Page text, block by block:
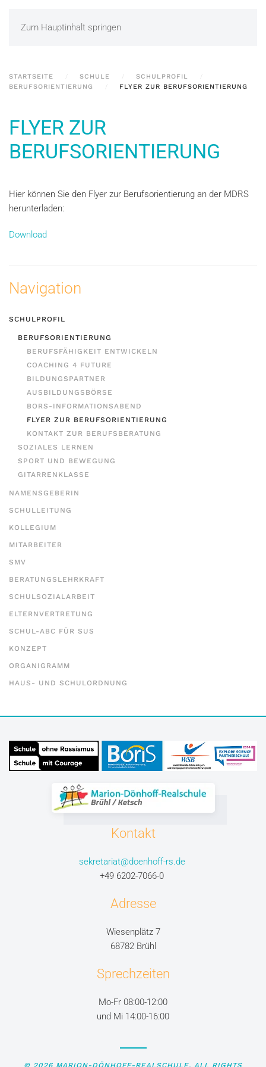
Zum Hauptinhalt springen
STARTSEITE SCHULE
SCHULPROFIL
BERUFSORIENTIERUNG
FLYER ZUR BERUFSORIENTIERUNG
FLYER ZUR
BERUFSORIENTIERUNG
Hier können Sie den Flyer zur Berufsorientierung an der MDRS
herunterladen:
Download
Navigation
SCHULPROFIL
BERUFSORIENTIERUNG
BERUFSFÄHIGKEIT ENTWICKELN
COACHING 4 FUTURE
BILDUNGSPARTNER
AUSBILDUNGSBÖRSE
BORS-INFORMATIONSABEND
FLYER ZUR BERUFSORIENTIERUNG
KONTAKT ZUR BERUFSBERATUNG
SOZIALES LERNEN
SPORT UND BEWEGUNG
GITARRENKLASSE
NAMENSGEBERIN
SCHULLEITUNG
KOLLEGIUM
MITARBEITER
SMV
BERATUNGSLEHRKRAFT
SCHULSOZIALARBEIT
ELTERNVERTRETUNG
SCHUL-ABC FÜR SUS
KONZEPT
ORGANIGRAMM
HAUS- UND SCHULORDNUNG
Adresse
Wiesenplätz 7
68782 Brühl
Kontakt
sekretariat@doenhoff-rs.de
+49 6202-7066-0
Sprechzeiten
Mo-Fr 08:00-12:00
und Mi 14:00-16:00
© 2026 MARION-DÖNHOFF-REALSCHULE. ALL RIGHTS